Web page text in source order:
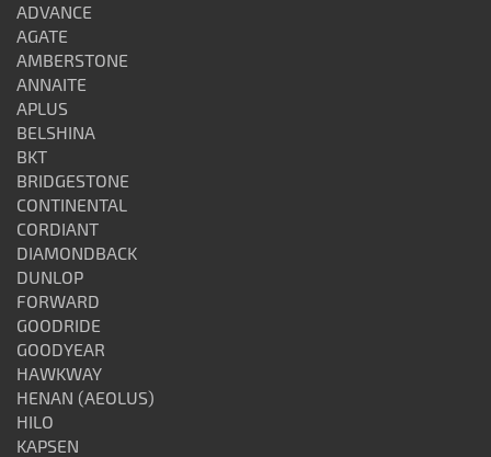
ADVANCE
AGATE
AMBERSTONE
ANNAITE
APLUS
BELSHINA
BKT
BRIDGESTONE
CONTINENTAL
CORDIANT
DIAMONDBACK
DUNLOP
FORWARD
GOODRIDE
GOODYEAR
HAWKWAY
HENAN (AEOLUS)
HILO
KAPSEN